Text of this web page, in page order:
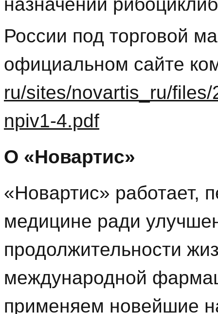
России под торговой
официальном сайте
ru/sites/novartis_ru/
npiv1-4.pdf
О «Новартис»
«Новартис» работает,
медицине ради
продолжительности
международной
применяем новейшие